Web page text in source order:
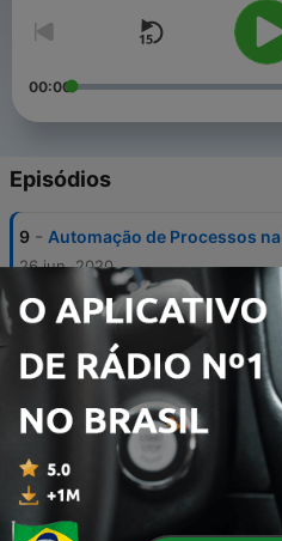
00:00
Episódios
9 - Automação de Processos
26 jun. 2020
8 - Retrospectiva: As 7 Dicas
05 jun. 2020
Por que focar na sua
Mauricio Reis
29 maio 2020
6 -
A tecnologia como aliada
Diogo Rocha
22 maio 2020